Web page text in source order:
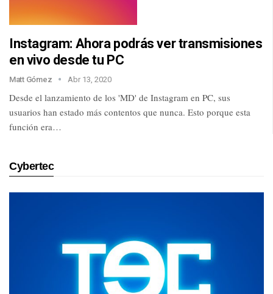
Instagram: Ahora podrás ver transmisiones
en vivo desde tu PC
Matt Gómez Abr 13, 2020
Desde el lanzamiento de los 'MD' de Instagram en PC, sus
usuarios han estado más contentos que nunca. Esto porque esta
función era…
Cybertec